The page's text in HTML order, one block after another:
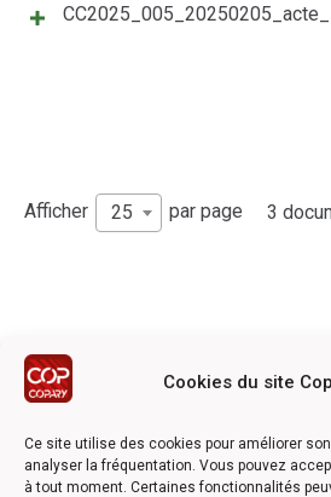
Cookies du site
Ce site utilise des cookies pour améliorer
analyser la fréquentation. Vous pouvez
à tout moment. Certaines fonctionnalités
Afficher 25 par page 3
Ce site a été réalisé avec le
Pays Barrois